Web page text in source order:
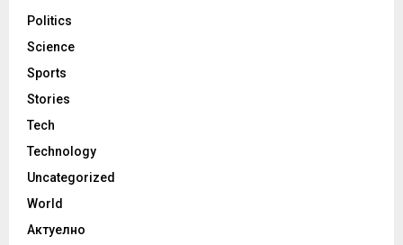
Politics
Science
Sports
Stories
Tech
Technology
Uncategorized
World
Актуелно